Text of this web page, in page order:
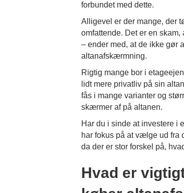
forbundet med dette.
Alligevel er der mange, der
omfattende. Det er en
– ender med, at de ikke gør
altanafskærmning.
Rigtig mange bor i
lidt mere privatliv på sin
fås i mange varianter og
skærmer af på altanen.
Har du i sinde at investere i
har fokus på at vælge ud fra
da der er stor forskel på,
Hvad er